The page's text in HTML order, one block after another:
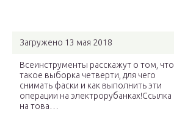
Загружено 13 мая 2018
Всеинструменты расскажут о том, что
такое выборка четверти, для чего
снимать фаски и как выполнить эти
операции на электрорубанках!Ссылка
на това…